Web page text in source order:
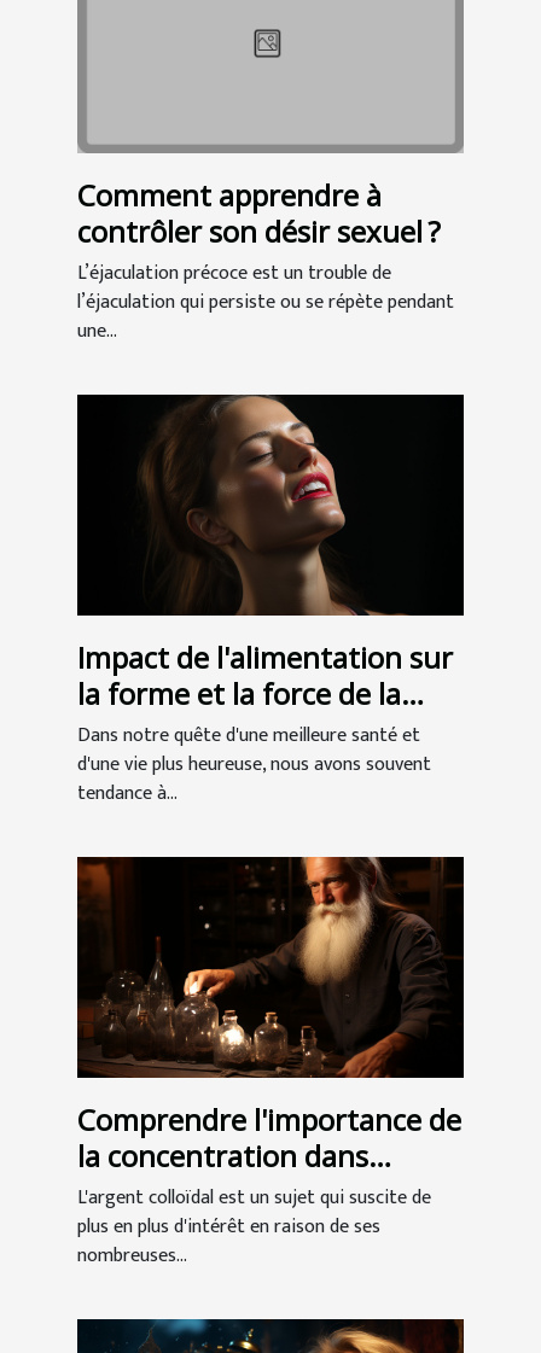
Comment apprendre à
contrôler son désir sexuel ?
L’éjaculation précoce est un trouble de
l’éjaculation qui persiste ou se répète pendant
une...
Impact de l'alimentation sur
la forme et la force de la
mâchoire
Dans notre quête d'une meilleure santé et
d'une vie plus heureuse, nous avons souvent
tendance à...
Comprendre l'importance de
la concentration dans
l'argent colloïdal
L'argent colloïdal est un sujet qui suscite de
plus en plus d'intérêt en raison de ses
nombreuses...